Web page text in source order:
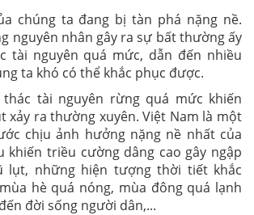
chúng ta đang bị tàn phá nặng nề.
nguyên nhân gây ra sự bất thường ấy
tài nguyên quá mức, dẫn đến nhiều
ta khó có thể khắc phục được.
tài nguyên rừng quá mức khiến
xảy ra thường xuyên. Việt Nam là một
chịu ảnh hưởng nặng nề nhất của
khiến triều cường dâng cao gây ngập
lụt, những hiện tượng thời tiết khắc
hè quá nóng, mùa đông quá lạnh
đời sống người dân,...